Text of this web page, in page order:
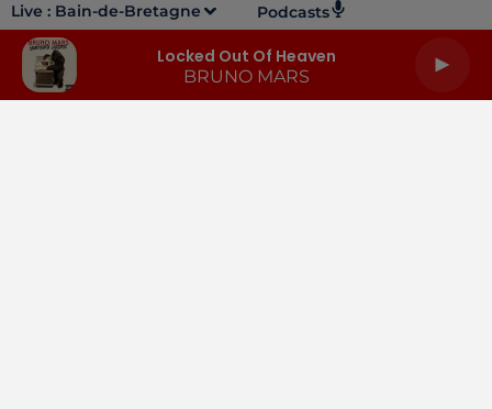
Live : Bain-de-Bretagne Podcasts
Locked Out Of Heaven
BRUNO MARS